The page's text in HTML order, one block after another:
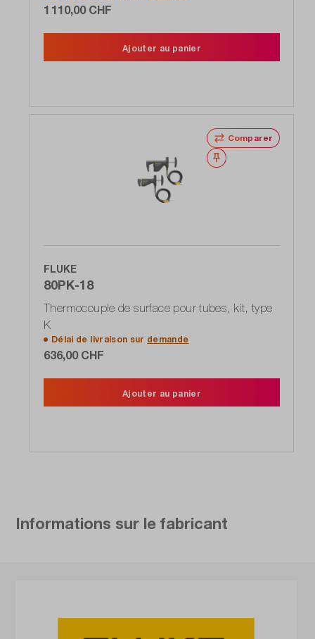
1 110,00 CHF
Ajouter au panier
Comparer
Noter
FLUKE
80PK-18
Thermocouple de surface pour tubes, kit, type
K
Délai de livraison sur demande
636,00 CHF
Ajouter au panier
Informations sur le fabricant